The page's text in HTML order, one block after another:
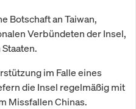
Botschaft an Taiwan,
Verbündeten der Insel,
im Falle eines
die Insel regelmäßig mit
Missfallen Chinas.